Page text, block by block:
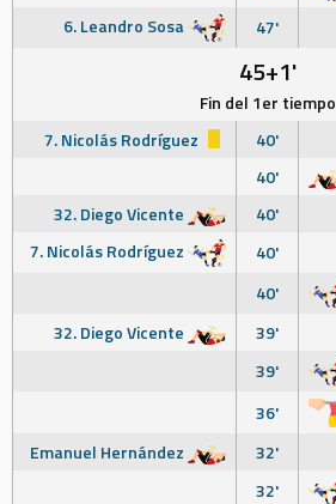
6. Leandro Sosa
47'
45+1'
Fin del 1er tiempo
7. Nicolás Rodríguez
40'
40'
32. Diego Vicente
40'
7. Nicolás Rodríguez
40'
40'
32. Diego Vicente
39'
39'
36'
Emanuel Hernández
32'
32'